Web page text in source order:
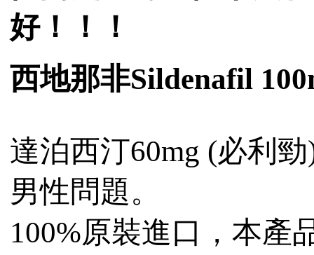
好！！！
西地那非Sildenafil
達泊西汀60mg (必利
男性問題。
100%原裝進口，本產